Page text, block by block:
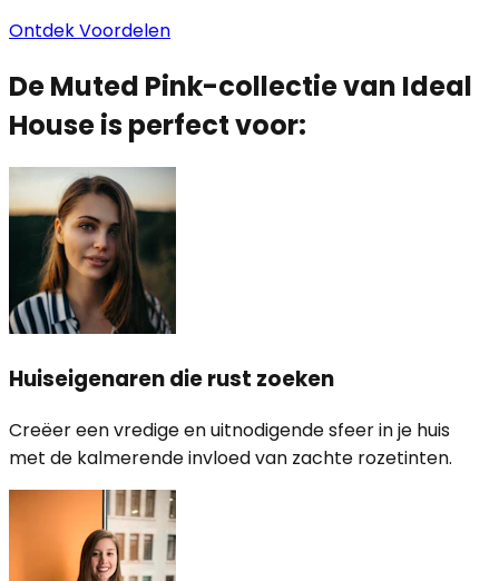
Ontdek Voordelen
De Muted Pink-collectie van Ideal
House is perfect voor:
Huiseigenaren die rust zoeken
Creëer een vredige en uitnodigende sfeer in je huis
met de kalmerende invloed van zachte rozetinten.